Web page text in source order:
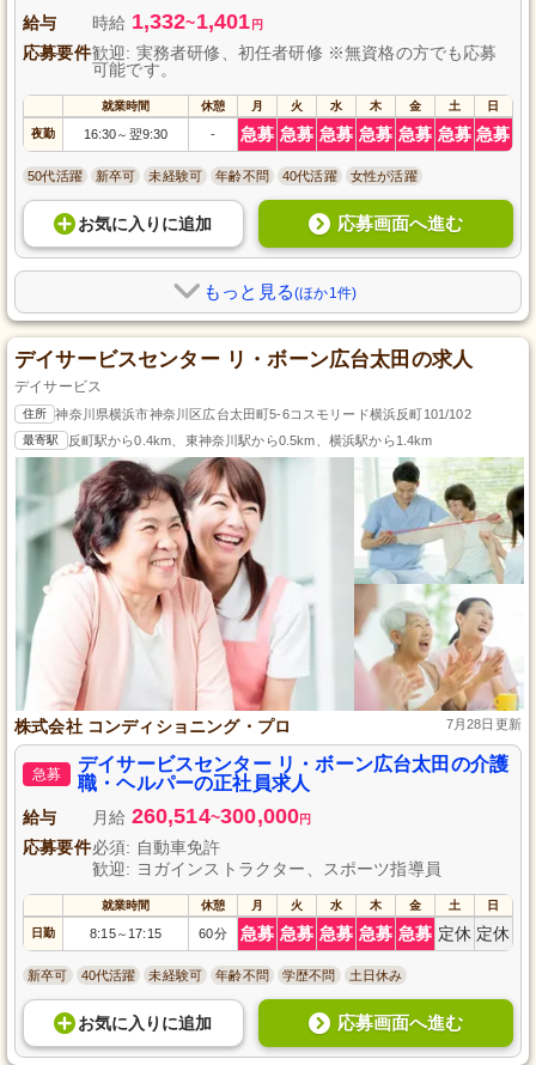
給与 時給 1,332~1,401 円
応募要件歓迎: 実務者研修、初任者研修 ※無資格の方でも応募
可能です。
就業時間 休憩 月 火 水 木 金 土 日
夜勤 16:30～ 翌9:30 - 急募 急募 急募 急募 急募 急募 急募
50代活躍 新卒可 未経験可 年齢不問 40代活躍 女性が活躍
お気に入り に追加 応募画面へ進む
もっと見る(ほか1件)
デイサービスセンター リ・ボーン広台太田の求人
デイサービス
住所 神奈川県横浜市神奈川区広台太田町5-6コスモリード横浜反町101/102
最寄駅 反町駅から0.4km、東神奈川駅から0.5km、横浜駅から1.4km
株式会社 コンディショニング・プロ 7月28日更新
急募
デイサービスセンター リ・ボーン広台太田の介護
職・ヘルパーの正社員求人
給与 月給 260,514~300,000円
応募要件必須: 自動車免許
歓迎: ヨガインストラクター、スポーツ指導員
就業時間 休憩 月 火 水 木 金 土 日
日勤 8:15～ 17:15 60分 急募 急募 急募 急募 急募 定休 定休
新卒可 40代活躍 未経験可 年齢不問 学歴不問 土日休み
お気に入り に追加 応募画面へ進む